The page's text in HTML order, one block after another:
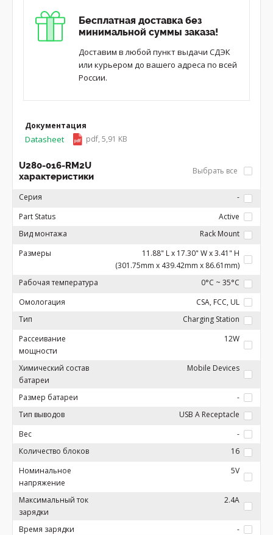
Бесплатная доставка без
минимальной суммы заказа!
Доставим в любой пункт выдачи СДЭК
или курьером до вашего адреса по всей
России.
Документация
Datasheet pdf, 5,91 KB
U280-016-RM2U
характеристики
Выбрать все
Серия
-
Part Status
Active
Вид монтажа
Rack Mount
Размеры
11.88" L x 17.30" W x 3.41" H
(301.75mm x 439.42mm x 86.61mm)
Рабочая температура
0°C ~ 35°C
Омологация
CSA, FCC, UL
Тип
Charging Station
Рассеивание
мощности
12W
Химический состав
батареи
Mobile Devices
Размер батареи
-
Тип выводов
USB A Receptacle
Вес
-
Количество блоков
16
Номинальное
напряжение
5V
Максимальный ток
зарядки
2.4A
Время зарядки
-